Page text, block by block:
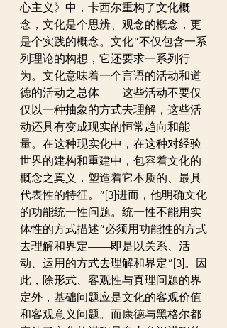
心主义》中，卡西尔重构了文化概
念，文化是个思辨、观念的概念，更
是个实践的概念。文化“不仅包含一系
列理论的构想，它还要求一系列行
为。文化意味着一个言语的活动和道
德的活动之总体——这些活动不要仅
仅以一种抽象的方式去理解，这些活
动还具有变成现实的恒常趋向和能
量。在这种现实化中，在这种对经验
世界的建构和重建中，包容着文化的
概念之真义，塑造着它本质的、最具
代表性的特征。”[3]进而，他明确文化
的功能统一性问题。统一性不能用实
体性的方式描述“必须用功能性的方式
去理解和界定——即是以关系、活
动、运用的方式去理解和界定”[3]。因
此，除形式、客观性与真理问题的界
定外，基础问题应是文化的客观价值
和客观意义问题。而康德与黑格尔都